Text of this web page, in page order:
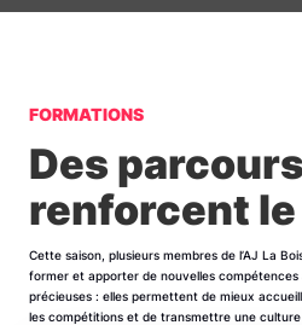
FORMATIONS
Des
renforcent
Cette saison, plusieurs membres de l’AJ La
former et apporter de nouvelles
précieuses : elles permettent de mieux
les compétitions et de transmettre une culture